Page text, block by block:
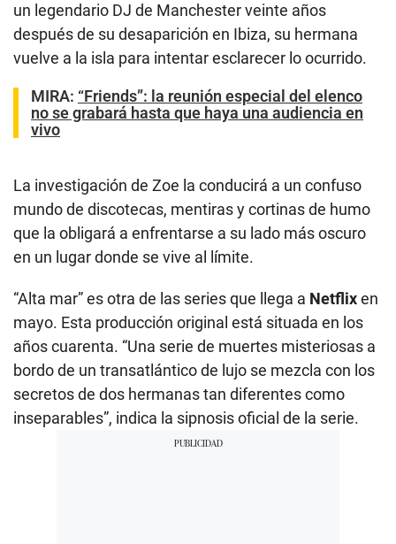
un legendario DJ de Manchester veinte años
después de su desaparición en Ibiza, su hermana
vuelve a la isla para intentar esclarecer lo ocurrido.
MIRA: “Friends”: la reunión especial del elenco
no se grabará hasta que haya una audiencia en
vivo
La investigación de Zoe la conducirá a un confuso
mundo de discotecas, mentiras y cortinas de humo
que la obligará a enfrentarse a su lado más oscuro
en un lugar donde se vive al límite.
“Alta mar” es otra de las series que llega a Netflixen
mayo. Esta producción original está situada en los
años cuarenta. “Una serie de muertes misteriosas a
bordo de un transatlántico de lujo se mezcla con los
secretos de dos hermanas tan diferentes como
inseparables”, indica la sipnosis oficial de la serie.